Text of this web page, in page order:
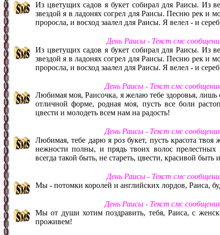
Из цветущих садов я букет собирал для Раисы. Из
звездой я в ладонях согрел для Раисы. Песню рек и
проросла, и восход заалел для Раисы. Я велел - и
День Раисы - Текст смс
Из цветущих садов я букет собирал для Раисы. Из
звездой я в ладонях согрел для Раисы. Песню рек и
проросла, и восход заалел для Раисы. Я велел - и
День Раисы - Текст смс
Любимая моя, Раисочка, я желаю тебе здоровья, лишь
отличной форме, родная моя, пусть все боли
цвести и молодеть всем нам на радость!
День Раисы - Текст смс
Любимая, тебе дарю я роз букет, пусть красота
нежности полны, и прядь твоих волос
всегда такой быть, не стареть, цвести, красивой
День Раисы - Текст смс
Мы - потомки королей и английских лордов, Раиса,
День Раисы - Текст смс
Мы от души хотим поздравить, тебя, Раиса, с
проживем!